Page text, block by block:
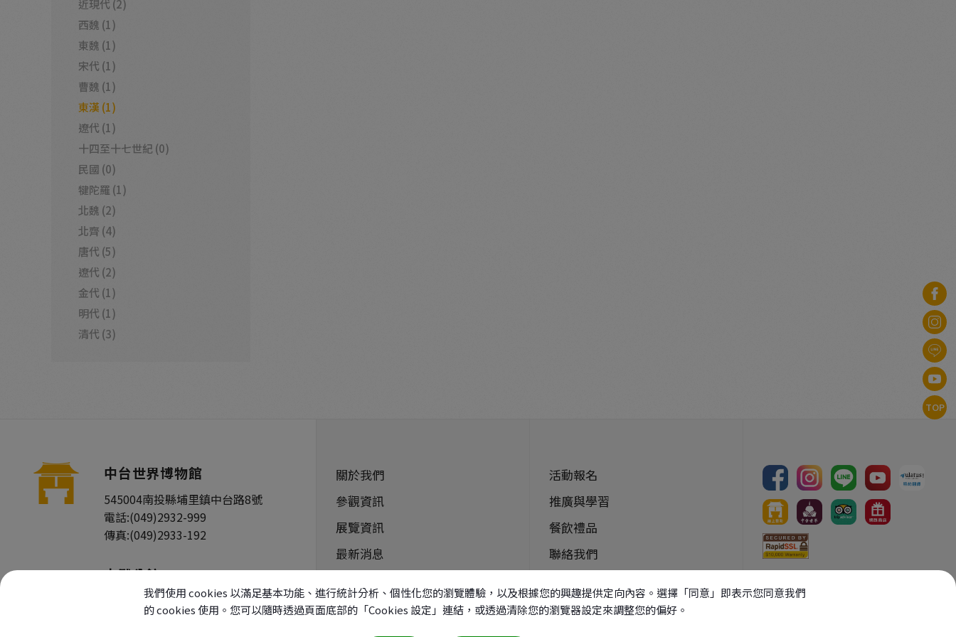
近現代 (2)
西魏 (1)
東魏 (1)
宋代 (1)
曹魏 (1)
東漢 (1)
遼代 (1)
十四至十七世紀 (0)
民國 (0)
犍陀羅 (1)
北魏 (2)
北齊 (4)
唐代 (5)
遼代 (2)
金代 (1)
明代 (1)
清代 (3)
中台世界博物館
545004南投縣埔里鎮中台路8號
電話:(049)2932-999
傳真:(049)2933-192
木雕分館
南投縣埔里鎮中台路6號
(049)2932-000
關於我們
參觀資訊
展覽資訊
最新消息
活動報名
推廣與學習
餐飲禮品
聯絡我們
版權所有：
TOP
我們使用 cookies 以滿足基本功能、進行統計分析、個性化您的瀏覽體驗，以及根據您的興趣提供定向內容。選擇「同意」即表示您同意我們
的 cookies 使用。您可以隨時透過頁面底部的「Cookies 設定」連結，或透過清除您的瀏覽器設定來調整您的偏好。